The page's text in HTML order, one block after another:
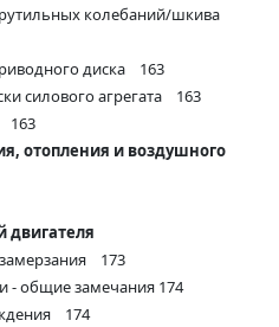
колебаний/шкива
диска 163
силового агрегата 163
163
отопления и воздушного
двигателя
173
общие замечания 174
174